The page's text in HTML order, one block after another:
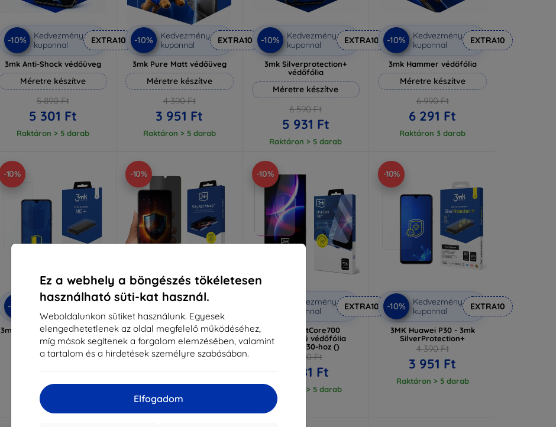
Ez a webhely a böngészés tökéletesen
használható süti-kat használ.
Weboldalunkon sütiket használunk. Egyesek
elengedhetetlenek az oldal megfelelő működéséhez,
míg mások segítenek a forgalom elemzésében, valamint
a tartalom és a hirdetések személyre szabásában.
Elfogadom
-10%
Kedvezmény
kuponnal
EXTRA10
3mk Anti-Shock védőüveg
Méretre készítve
5 890 Ft
5 301 Ft
Raktáron > 5 darab
-10%
Kedvezmény
kuponnal
EXTRA10
3mk Pure Matt védőüveg
Méretre készítve
4 390 Ft
3 951 Ft
Raktáron > 5 darab
-10%
Kedvezmény
kuponnal
EXTRA10
3mk Silverprotection+
védőfólia
Méretre készítve
6 590 Ft
5 931 Ft
Raktáron > 5 darab
-10%
Kedvezmény
kuponnal
EXTRA10
3mk Hammer védőfólia
Méretre készítve
6 990 Ft
6 291 Ft
Raktáron 3 darab
-10%
-10%
Kedvezmény
kuponnal
3mk ARC+ védőfólia Huawei
P30-hoz
3 990 Ft
-10%
Kedvezmény
kuponnal
3mk Silky Matt Privacy
védőfólia Huawei P30-hoz
5 089 Ft
4 580 Ft
-10%
Kedvezmény
kuponnal
EXTRA10
3MK StratCore700
többrétegű védőfólia
Huawei P30-hoz ()
8 090 Ft
7 281 Ft
Raktáron > 5 darab
-10%
-10%
Kedvezmény
kuponnal
EXTRA10
3MK Huawei P30 - 3mk
SilverProtection+
4 390 Ft
3 951 Ft
Raktáron > 5 darab